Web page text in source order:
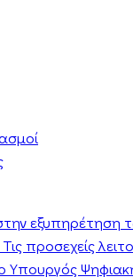
εξυπηρέτηση
προσεχείς
Υπουργός